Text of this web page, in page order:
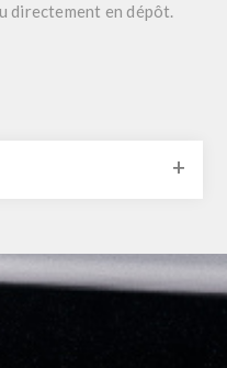
directement en dépôt.